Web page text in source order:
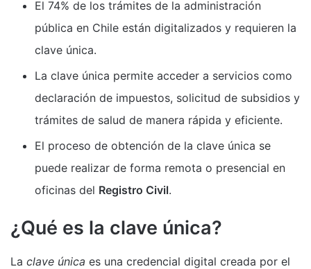
El 74% de los trámites de la administración
pública en Chile están digitalizados y requieren la
clave única.
La clave única permite acceder a servicios como
declaración de impuestos, solicitud de subsidios y
trámites de salud de manera rápida y eficiente.
El proceso de obtención de la clave única se
puede realizar de forma remota o presencial en
oficinas del Registro Civil.
¿Qué es la clave única?
La clave única es una credencial digital creada por el